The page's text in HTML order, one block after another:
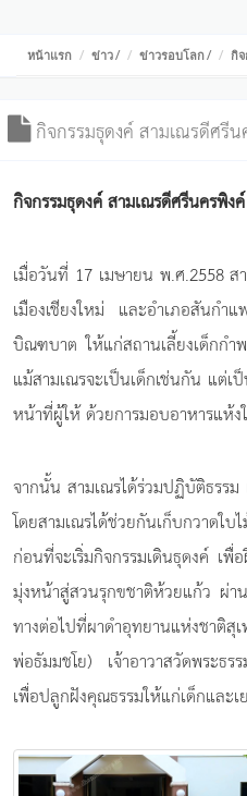
หน้าแรก ข่าว/ ข่าวรอบโลก/ กิ
กิจกรรมธุดงค์ สามเณรดีศรีน
กิจกรรมธุดงค์ สามเณรดีศรีนครพิงค์
เมื่อวันที่ 17 เมษายน พ.ศ.2558 ส
เมืองเชียงใหม่ และอำเภอสันกำ
บิณฑบาต ให้แก่สถานเลี้ยงเด็กกำ
แม้สามเณรจะเป็นเด็กเช่นกัน แต่
หน้าที่ผู้ให้ ด้วยการมอบอาหารแห้
จากนั้น สามเณรได้ร่วมปฏิบัติธรร
โดยสามเณรได้ช่วยกันเก็บกวาด
ก่อนที่จะเริ่มกิจกรรมเดินธุดงค์ เพื่
มุ่งหน้าสู่สวนรุกขชาติห้วยแก้ว ผ่า
ทางต่อไปที่ผาดำอุทยานแห่งชาติ
พ่อธัมมชโย) เจ้าอาวาสวัดพระธร
เพื่อปลูกฝังคุณธรรมให้แก่เด็กและ